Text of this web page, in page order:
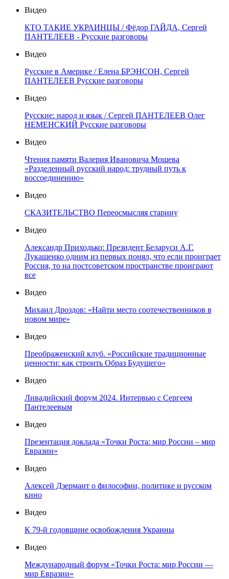
Видео
КТО ТАКИЕ УКРАИНЦЫ / Фёдор ГАЙДА, Сергей
ПАНТЕЛЕЕВ - Русские разговоры
Видео
Русские в Америке / Елена БРЭНСОН, Сергей
ПАНТЕЛЕЕВ Русские разговоры
Видео
Русские: народ и язык / Сергей ПАНТЕЛЕЕВ Олег
НЕМЕНСКИЙ Русские разговоры
Видео
Чтения памяти Валерия Ивановича Мошева
«Разделенный русский народ: трудный путь к
воссоединению»
Видео
СКАЗИТЕЛЬСТВО Переосмысляя старину
Видео
Александр Приходько: Президент Беларуси А.Г.
Лукашенко одним из первых понял, что если проиграет
Россия, то на постсоветском пространстве проиграют
все
Видео
Михаил Дроздов: «Найти место соотечественников в
новом мире»
Видео
Преображенский клуб. «Российские традиционные
ценности: как строить Образ Будущего»
Видео
Ливадийский форум 2024. Интервью с Сергеем
Пантелеевым
Видео
Презентация доклада «Точки Роста: мир России – мир
Евразии»
Видео
Алексей Дзермант о философии, политике и русском
кино
Видео
К 79-й годовщине освобождения Украины
Видео
Международный форум «Точки Роста: мир России —
мир Евразии»